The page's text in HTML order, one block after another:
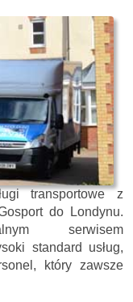
transportowe z
do Londynu.
serwisem
standard usług,
który zawsze